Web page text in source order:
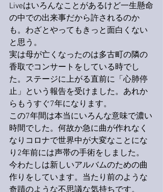
Liveはいろんなことがあるけど一生懸命
の中での出来事だから許されるのか
も。わざとやってもきっと面白くない
と思う。
実は母が亡くなったのは多古町の隣の
香取でコンサートをしている時でし
た。ステージに上がる直前に「心肺停
止」という報告を受けました。あれか
らもうすぐ7年になります。
この7年間は本当にいろんな意味で濃い
時間でした。何故か急に曲が作れなく
なりコロナで世界中が大変なことにな
り2年前には声帯の手術をしました。
今わたしは新しいアルバムのための曲
作りをしています。当たり前のような
奇蹟のような不思議な気持ちです。